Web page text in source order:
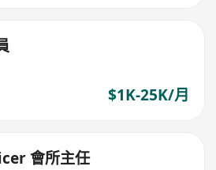
$1K-25K/月
會所主任